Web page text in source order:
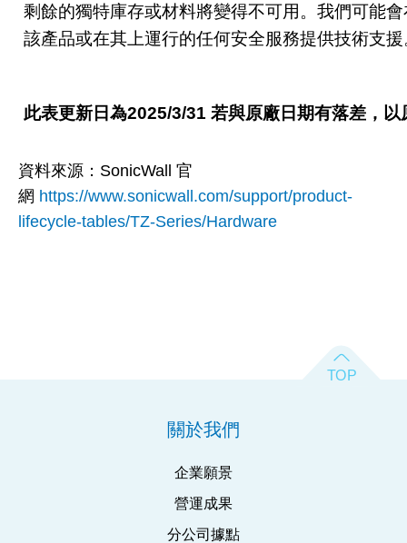
剩餘的獨特庫存或材料將變得不可用。我們可能
該產品或在其上運行的任何安全服務提供技術支援
此表更新日為2025/3/31若與原廠日期有落差，以
資料來源：SonicWall 官
網 https://www.sonicwall.com/support/product-
lifecycle-tables/TZ-Series/Hardware
關於我們
企業願景
營運成果
分公司據點